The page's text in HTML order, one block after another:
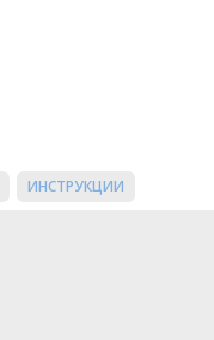
ИНСТРУКЦИИ